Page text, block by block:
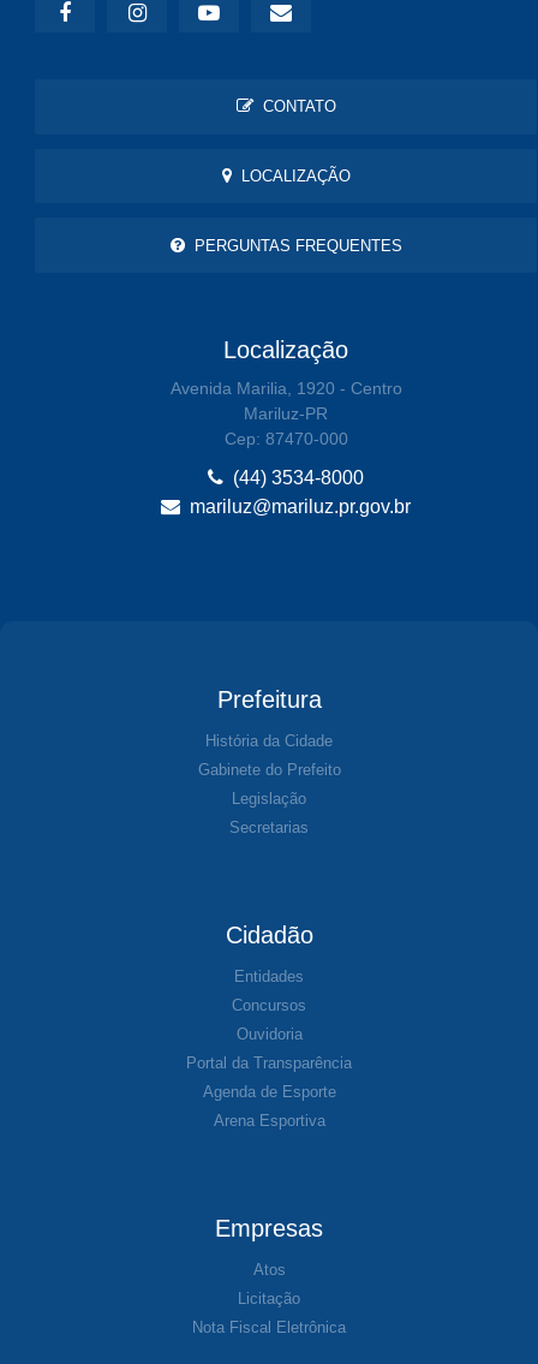
CONTATO
LOCALIZAÇÃO
PERGUNTAS FREQUENTES
Localização
Avenida Marilia, 1920 - Centro
Mariluz-PR
Cep: 87470-000
(44) 3534-8000
mariluz@mariluz.pr.gov.br
Prefeitura
História da Cidade
Gabinete do Prefeito
Legislação
Secretarias
Cidadão
Entidades
Concursos
Ouvidoria
Portal da Transparência
Agenda de Esporte
Arena Esportiva
Empresas
Atos
Licitação
Nota Fiscal Eletrônica